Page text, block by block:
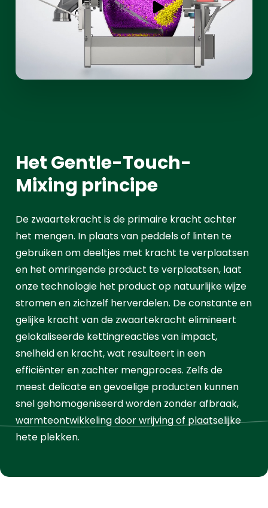
Video
afspelen
Het Gentle-Touch-
Mixing principe
De zwaartekracht is de primaire kracht achter
het mengen. In plaats van peddels of linten te
gebruiken om deeltjes met kracht te verplaatsen
en het omringende product te verplaatsen, laat
onze technologie het product op natuurlijke wijze
stromen en zichzelf herverdelen. De constante en
gelijke kracht van de zwaartekracht elimineert
gelokaliseerde kettingreacties van impact,
snelheid en kracht, wat resulteert in een
efficiënter en zachter mengproces. Zelfs de
meest delicate en gevoelige producten kunnen
snel gehomogeniseerd worden zonder afbraak,
warmteontwikkeling door wrijving of plaatselijke
hete plekken.